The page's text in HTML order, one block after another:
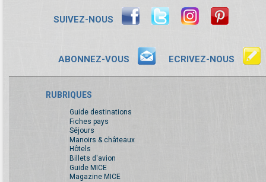
SUIVEZ-NOUS
ABONNEZ-VOUS ECRIVEZ-NOUS
RUBRIQUES
Guide destinations
Fiches pays
Séjours
Manoirs & châteaux
Hôtels
Billets d'avion
Guide MICE
Magazine MICE